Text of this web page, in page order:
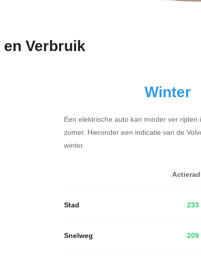
Verbruik
Winter
Een elektrische auto kan minder ver rijden
zomer. Hieronder een indicatie van de
winter.
Stad
Snelweg